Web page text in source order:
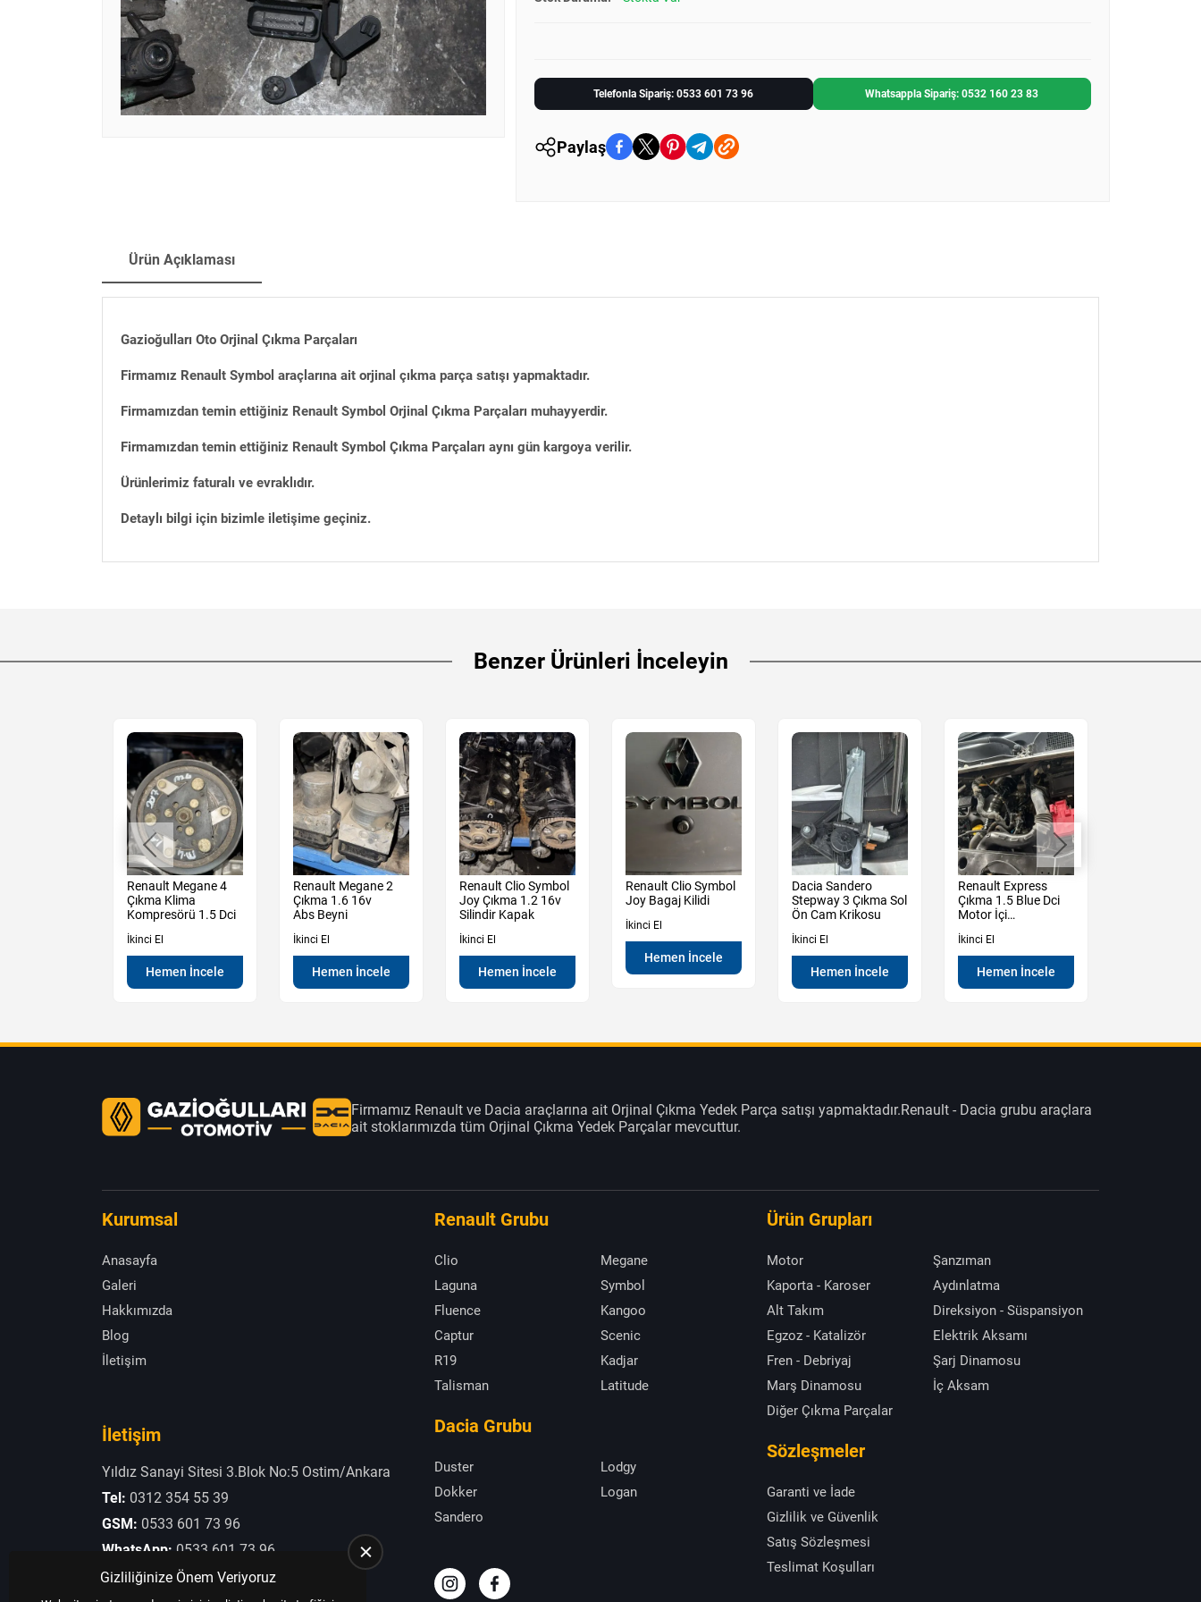
Telefonla Sipariş: 0533 601 73 96 Whatsappla Sipariş: 0532 160 23 83
Paylaş
Ürün Açıklaması
Gazioğulları Oto Orjinal Çıkma Parçaları
Firmamız Renault Symbol araçlarına ait orjinal çıkma parça satışı yapmaktadır.
Firmamızdan temin ettiğiniz Renault Symbol Orjinal Çıkma Parçaları muhayyerdir.
Firmamızdan temin ettiğiniz Renault Symbol Çıkma Parçaları aynı gün kargoya verilir.
Ürünlerimiz faturalı ve evraklıdır.
Detaylı bilgi için bizimle iletişime geçiniz.
Benzer Ürünleri İnceleyin
Renault Megane 4
Çıkma Klima
Kompresörü 1.5 Dci
İkinci El
Hemen İncele
Renault Megane 2
Çıkma 1.6 16v
Abs Beyni
İkinci El
Hemen İncele
Renault Clio Symbol
Joy Çıkma 1.2 16v
Silindir Kapak
İkinci El
Hemen İncele
Renault Clio Symbol
Joy Bagaj Kilidi
İkinci El
Hemen İncele
Dacia Sandero
Stepway 3 Çıkma Sol
Ön Cam Krikosu
İkinci El
Hemen İncele
Renault Express
Çıkma 1.5 Blue Dci
Motor İçi
Elektrik Tesisatı
İkinci El
Hemen İncele
Firmamız Renault ve Dacia araçlarına ait Orjinal Çıkma Yedek Parça satışı yapmaktadır.Renault - Dacia grubu araçlara
ait stoklarımızda tüm Orjinal Çıkma Yedek Parçalar mevcuttur.
Kurumsal
Anasayfa
Galeri
Hakkımızda
Blog
İletişim
İletişim
Yıldız Sanayi Sitesi 3.Blok No:5 Ostim/Ankara
Tel: 0312 354 55 39
GSM: 0533 601 73 96
WhatsApp: 0533 601 73 96
E-Posta:otogaziogullari@hotmail.com
Renault Grubu
Clio
Megane
Laguna
Symbol
Fluence
Kangoo
Captur
Scenic
R19
Kadjar
Talisman
Latitude
Dacia Grubu
Duster
Lodgy
Dokker
Logan
Sandero
Ürün Grupları
Motor
Şanzıman
Kaporta - Karoser
Aydınlatma
Alt Takım
Direksiyon - Süspansiyon
Egzoz - Katalizör
Elektrik Aksamı
Fren - Debriyaj
Şarj Dinamosu
Marş Dinamosu
İç Aksam
Diğer Çıkma Parçalar
Sözleşmeler
Garanti ve İade
Gizlilik ve Güvenlik
Satış Sözleşmesi
Teslimat Koşulları
Gizliliğinize Önem Veriyoruz